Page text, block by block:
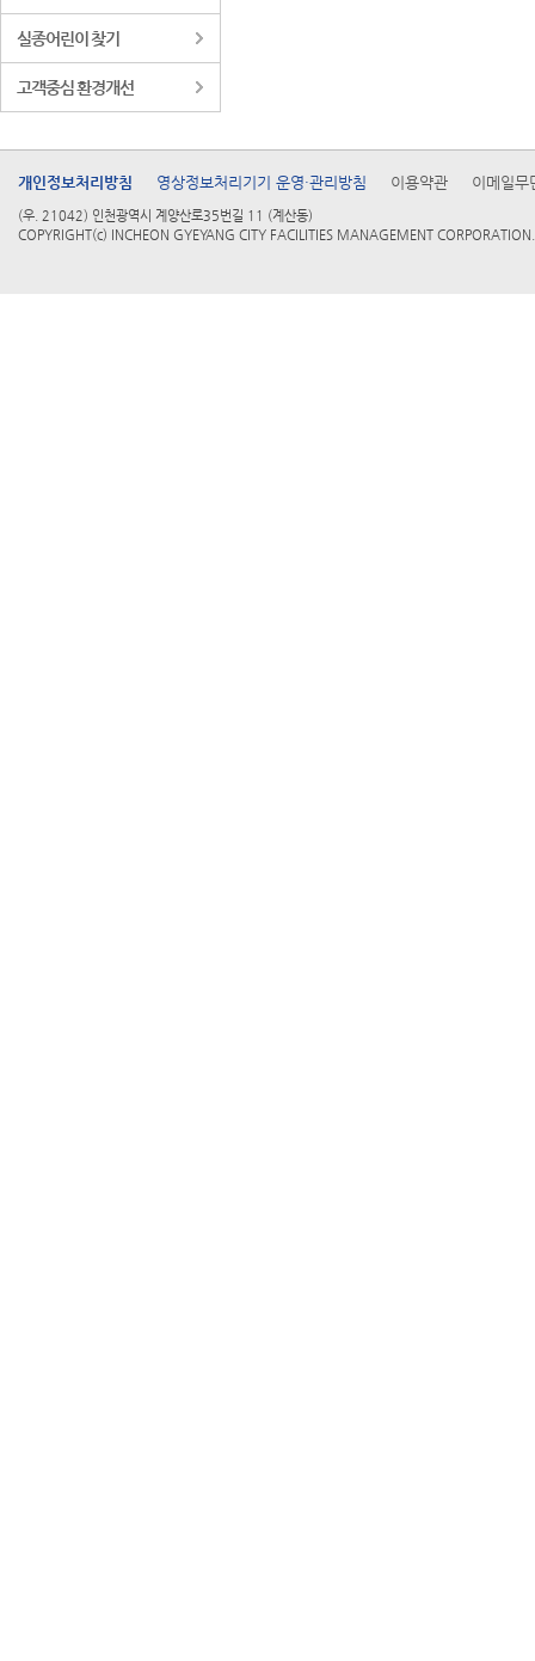
실종어린이 찾기
고객중심 환경개선
개인정보처리방침 영상정보처리기기 운영·관리방침 이용약관 이메일무
(우. 21042) 인천광역시 계양산로35번길 11 (계산동)
COPYRIGHT(c) INCHEON GYEYANG CITY FACILITIES MANAGEMENT CORPORATION.